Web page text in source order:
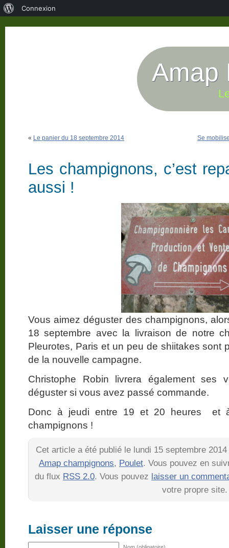
Amap
« Le panier du 18 septembre 2014 Se
Les champignons, c’est
aussi !
Vous aimez déguster des champignons,
18 septembre avec la livraison de notre
Pleurotes, Paris et un peu de shiitakes sont
de la nouvelle campagne.
Christophe Robin livrera également ses
déguster si vous avez passé commande.
Donc à jeudi entre 19 et 20 heures et
champignons !
Cet article a été publié le lundi 15 septembre
Amap champignons, Poulet. Vous pouvez en
du flux RSS 2.0. Vous pouvez laisser un
votre propre site.
Laisser une réponse
Connexion